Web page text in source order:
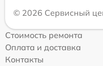
© 2026 Сервисный
Стоимость ремонта
Оплата и доставка
Контакты